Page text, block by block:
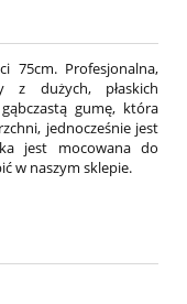
75cm. Profesjonalna,
z dużych, płaskich
gumę, która
jednocześnie jest
jest mocowana do
w naszym sklepie.